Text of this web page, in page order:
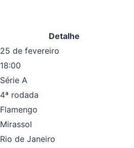
Detalhe
25 de fevereiro
18:00
Série A
4ª rodada
Flamengo
Mirassol
Rio de Janeiro